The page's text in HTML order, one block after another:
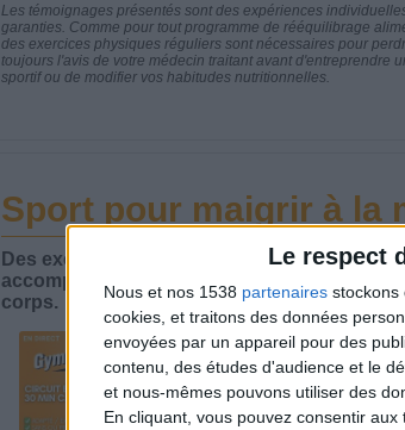
Le respect
Nous et nos 1538 partenaires stockons
cookies, et traitons des données
envoyées par un appareil pour des
contenu, des études d'audience et le
et nous-mêmes pouvons utiliser des
En cliquant, vous pouvez consentir
Les témoignages présentés sont des expériences
garanties. Comme pour tout programme de rééquilibrage
des exercices physiques réguliers sont nécessaires pour
toujours l'avis de votre médecin traitant avant d'entreprendre
sportif ou de modifier vos habitudes nutritionnelles.
Sport pour maigrir à la
Des exercices physiques efficaces à
accompagner la perte de poids et muscler
corps.